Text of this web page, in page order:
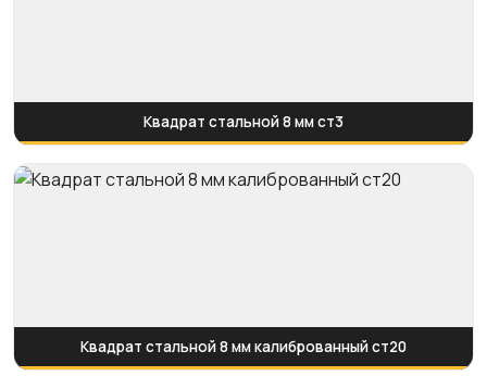
Квадрат стальной 8 мм ст3
Квадрат стальной 8 мм калиброванный ст20